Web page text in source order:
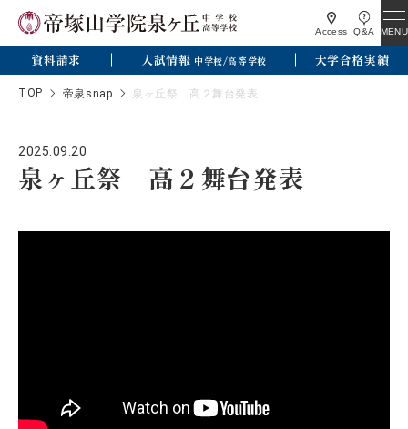
Access Q&A MENU
資料請求 入試情報 中学校/高等学校 大学合格実績
TOP 帝泉snap 泉ヶ丘祭 高２舞台発表
2025.09.20
泉ヶ丘祭 高２舞台発表